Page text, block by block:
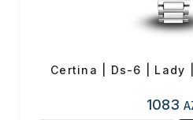
Certina | Ds-6 | Lady |
1083
Çatdırılma
OK